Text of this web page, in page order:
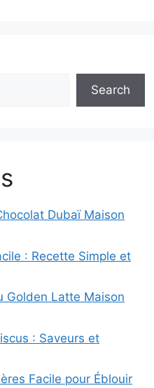
Search
Dubaï Maison
: Recette Simple et
Golden Latte Maison
: Saveurs et
Facile pour Éblouir